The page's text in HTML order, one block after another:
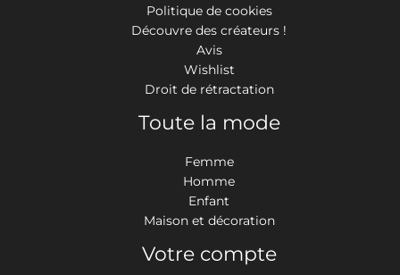
Politique de cookies
Découvre des créateurs !
Avis
Wishlist
Droit de rétractation
Toute la mode
Femme
Homme
Enfant
Maison et décoration
Votre compte